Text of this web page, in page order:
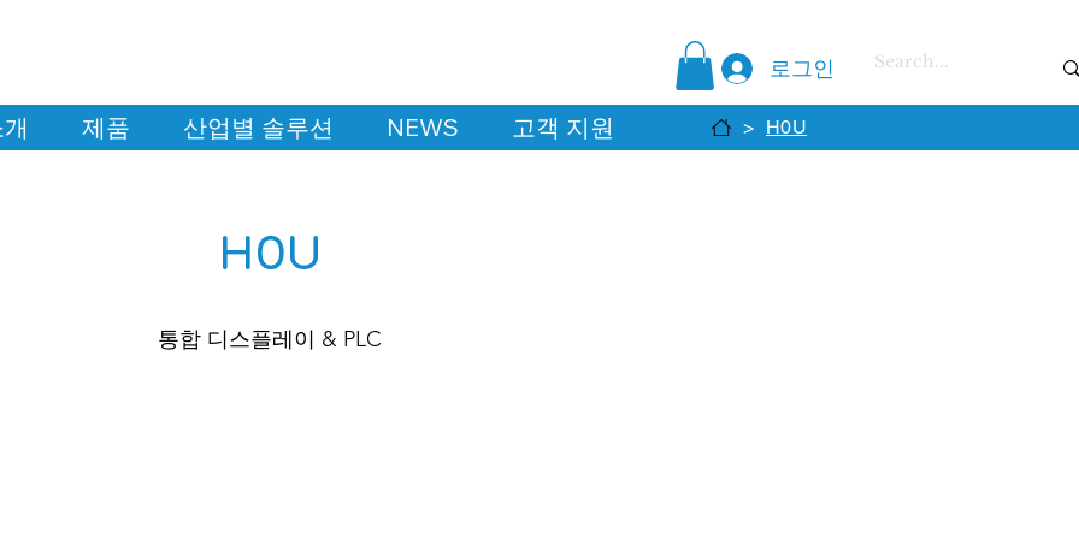
제품 산업별 솔루션 NEWS 고객 지원
로그인
> H0U
H0U
​통합 디스플레이 & PLC